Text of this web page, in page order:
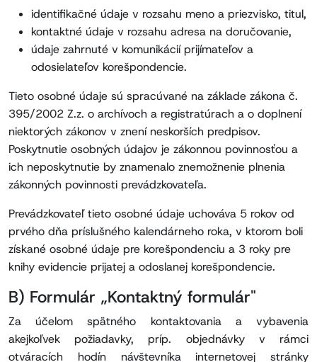
identifikačné údaje v rozsahu meno a priezvisko, titul,
kontaktné údaje v rozsahu adresa na doručovanie,
údaje zahrnuté v komunikácií prijímateľov a
odosielateľov korešpondencie.
Tieto osobné údaje sú spracúvané na základe zákona č.
395/2002 Z.z. o archívoch a registratúrach a o doplnení
niektorých zákonov v znení neskorších predpisov.
Poskytnutie osobných údajov je zákonnou povinnosťou a
ich neposkytnutie by znamenalo znemožnenie plnenia
zákonných povinnosti prevádzkovateľa.
Prevádzkovateľ tieto osobné údaje uchováva 5 rokov od
prvého dňa príslušného kalendárneho roka, v ktorom boli
získané osobné údaje pre korešpondenciu a 3 roky pre
knihy evidencie prijatej a odoslanej korešpondencie.
B) Formulár „Kontaktný formulár"
Za účelom spätného kontaktovania a vybavenia
akejkoľvek požiadavky, príp. objednávky v rámci
otváracích hodín návštevníka internetovej stránky